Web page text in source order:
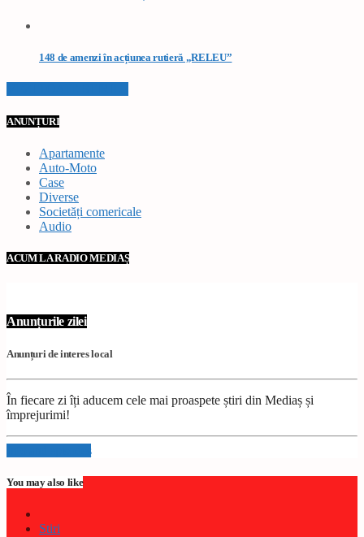
148 de amenzi în acțiunea rutieră „RELEU”
ANUNȚURI
Apartamente
Auto-Moto
Case
Diverse
Societăți comericale
Audio
ACUM LA RADIO MEDIAȘ
Anunțurile zilei
Anunțuri de interes local
În fiecare zi îți aducem cele mai proaspete știri din Mediaș și
împrejurimi!
Info and episodes
You may also like
Stiri